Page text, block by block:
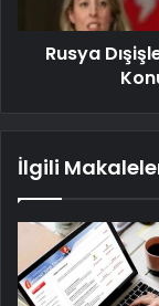
Rusya
İlgili